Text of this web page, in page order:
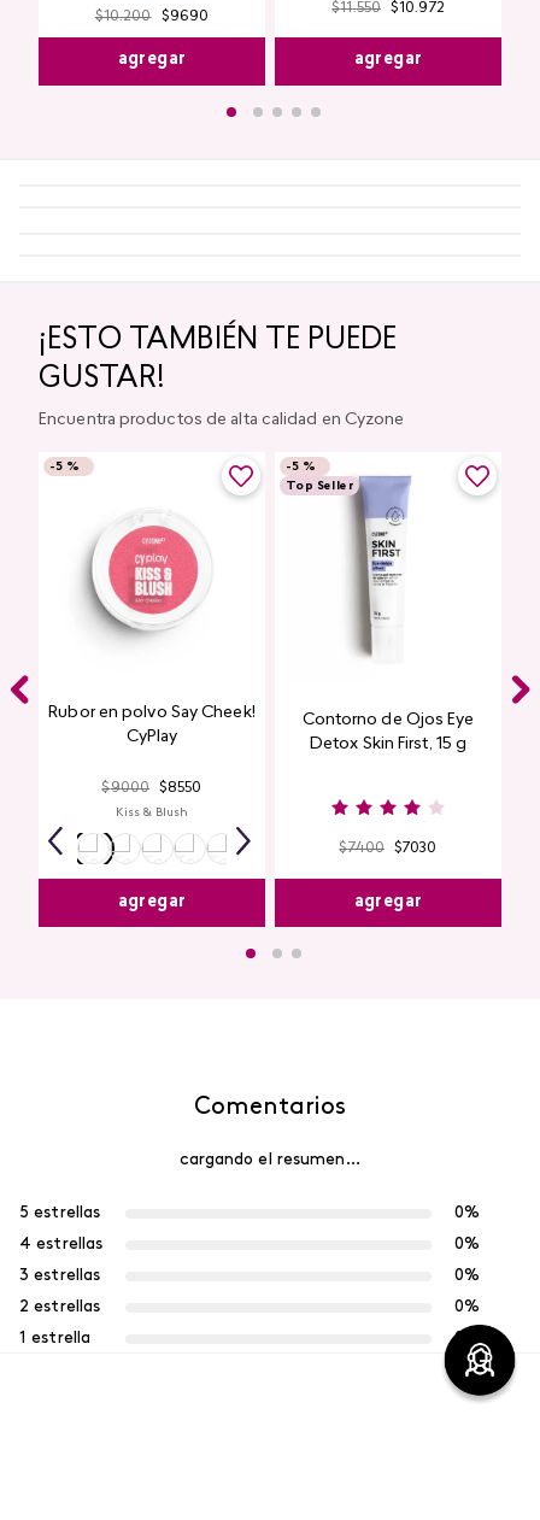
$10.200 $9690
agregar
$11.550 $ 10.972
agregar
¡ESTO TAMBIÉN TE PUEDE
GUSTAR!
Encuentra productos de alta calidad en Cyzone
-5 %
Rubor en polvo Say Cheek!
CyPlay
$9000 $8550
Kiss & Blush
agregar
-5 %
Top Seller
Contorno de Ojos Eye
Detox Skin First, 15 g
$7400 $7030
agregar
Comentarios
cargando el resumen…
5 estrellas
0%
4 estrellas
0%
3 estrellas
0%
2 estrellas
0%
1 estrella
0%